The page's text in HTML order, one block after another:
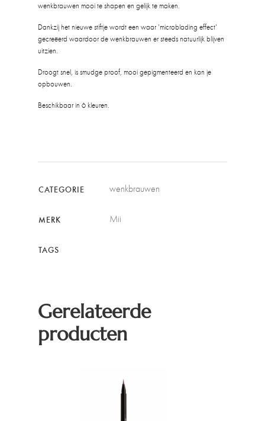
wenkbrauwen mooi te shapen en gelijk te maken.
Dankzij het nieuwe stiftje wordt een waar 'microblading effect'
gecreëerd waardoor de wenkbrauwen er steeds natuurlijk blijven
uitzien.
Droogt snel, is smudge proof, mooi gepigmenteerd en kan je
opbouwen.
Beschikbaar in 6 kleuren.
CATEGORIE wenkbrauwen
MERK Mii
TAGS
Gerelateerde
producten